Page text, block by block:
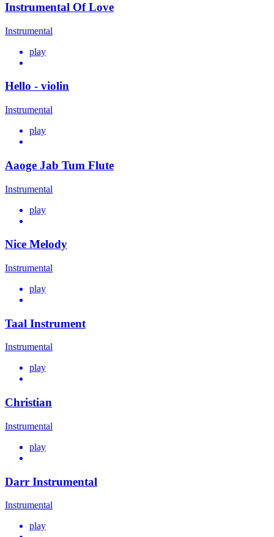
Instrumental Of Love
Instrumental
play
Hello - violin
Instrumental
play
Aaoge Jab Tum Flute
Instrumental
play
Nice Melody
Instrumental
play
Taal Instrument
Instrumental
play
Christian
Instrumental
play
Darr Instrumental
Instrumental
play